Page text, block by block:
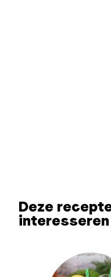
Deze
interesseren